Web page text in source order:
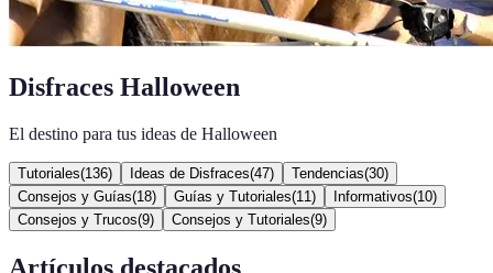
Disfraces Halloween
El destino para tus ideas de Halloween
Tutoriales(136) Ideas de Disfraces(47) Tendencias(30)
Consejos y Guías(18) Guías y Tutoriales(11 ) Informativos(10)
Consejos y Trucos(9) Consejos y Tutoriales(9)
Artículos destacados